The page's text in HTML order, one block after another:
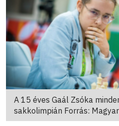
A 15 éves Gaál Zsóka
sakkolimpián Forrás: